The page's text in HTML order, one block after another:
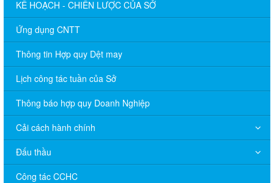
KẾ HOẠCH - CHIẾN LƯỢC CỦA SỞ
Ứng dụng CNTT
Thông tin Hợp quy Dệt may
Lịch công tác tuần của Sở
Thông báo hợp quy Doanh Nghiệp
Cải cách hành chính
Đấu thầu
Công tác CCHC